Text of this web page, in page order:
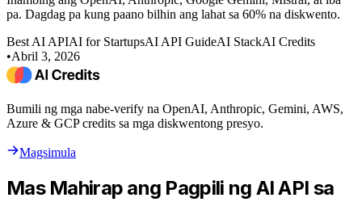
pa. Dagdag pa kung paano bilhin ang lahat sa 60% na diskwento.
Best AI APIAI for StartupsAI API GuideAI StackAI Credits
•Abril 3, 2026
Bumili ng mga nabe-verify na OpenAI, Anthropic, Gemini, AWS,
Azure & GCP credits sa mga diskwentong presyo.
Magsimula
Mas Mahirap ang Pagpili ng AI API sa